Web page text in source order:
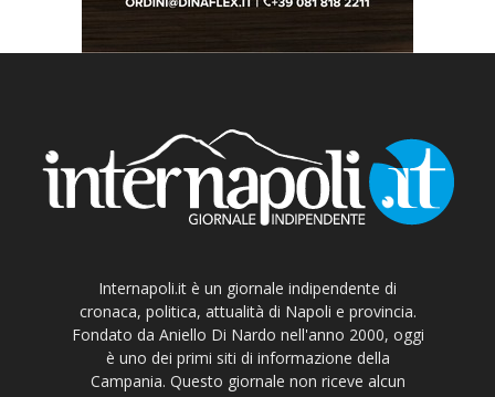
Internapoli.it è un giornale indipendente di
cronaca, politica, attualità di Napoli e provincia.
Fondato da Aniello Di Nardo nell'anno 2000, oggi
è uno dei primi siti di informazione della
Campania. Questo giornale non riceve alcun